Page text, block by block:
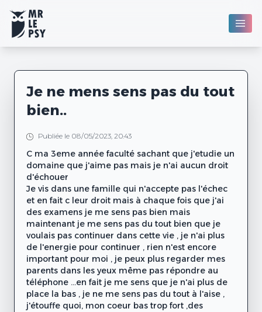
Je ne mens sens pas du tout
bien..
Publiée le 08/05/2023, 20:43
C ma 3eme année faculté sachant que j'etudie un
domaine que j'aime pas mais je n'ai aucun droit
d'échouer
Je vis dans une famille qui n'accepte pas l'échec
et en fait c leur droit mais à chaque fois que j'ai
des examens je me sens pas bien mais
maintenant je me sens pas du tout bien que je
voulais pas continuer dans cette vie , je n'ai plus
de l'energie pour continuer , rien n'est encore
important pour moi , je peux plus regarder mes
parents dans les yeux même pas répondre au
téléphone ...en fait je me sens que je n'ai plus de
place la bas , je ne me sens pas du tout à l'aise ,
j'étouffe quoi, mon coeur bas trop fort ,des